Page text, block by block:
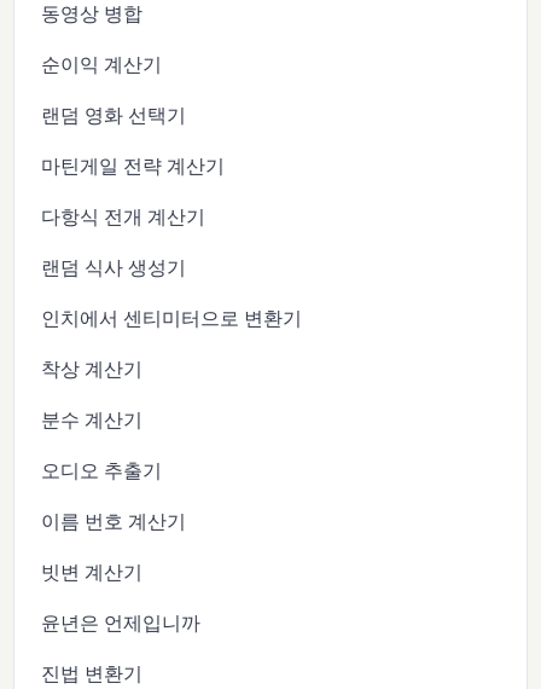
동영상 병합
순이익 계산기
랜덤 영화 선택기
마틴게일 전략 계산기
다항식 전개 계산기
랜덤 식사 생성기
인치에서 센티미터으로 변환기
착상 계산기
분수 계산기
오디오 추출기
이름 번호 계산기
빗변 계산기
윤년은 언제입니까
진법 변환기